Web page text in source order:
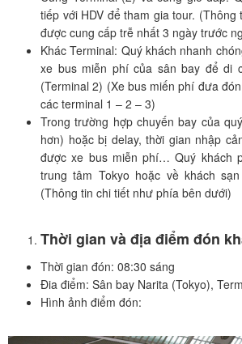
tiếp với HDV để tham gia tour. (Thông
được cung cấp trễ nhất 3 ngày trước
Khác Terminal: Quý khách nhanh
xe bus miễn phí của sân bay để di
(Terminal 2) (Xe bus miến phí đưa
các terminal 1 – 2 – 3)
Trong trường hợp chuyến bay của
hơn) hoặc bị delay, thời gian nhập
được xe bus miễn phí… Quý khách
trung tâm Tokyo hoặc về khách
(Thông tin chi tiết như phía bên dưới)
Thời gian và địa điểm đón
Thời gian đón: 08:30 sáng
Đia điểm: Sân bay Narita (Tokyo),
Hình ảnh điểm đón: